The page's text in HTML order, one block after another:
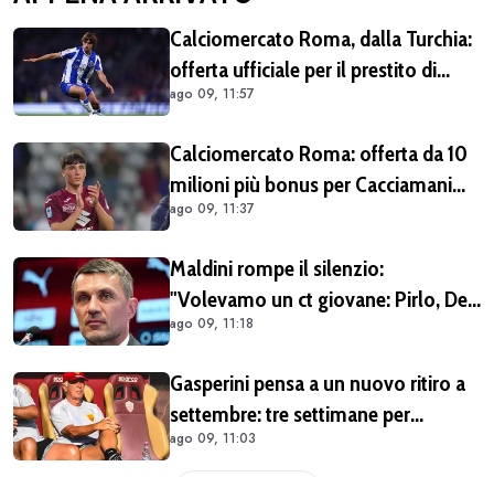
Calciomercato Roma, dalla Turchia:
offerta ufficiale per il prestito di
Rodrigo Mora del Porto, il
ago 09, 11:57
Calciomercato Roma: offerta da 10
milioni più bonus per Cacciamani
ma c'è distanza, interesse anche
Benevento
ago 09, 11:37
Maldini rompe il silenzio:
"Volevamo un ct giovane: Pirlo, De
Rossi o Grosso. Poi Malagò mi ha
decido io il Ct»"
ago 09, 11:18
Gasperini pensa a un nuovo ritiro a
settembre: tre settimane per
lavorare durante la sosta
ago 09, 11:03